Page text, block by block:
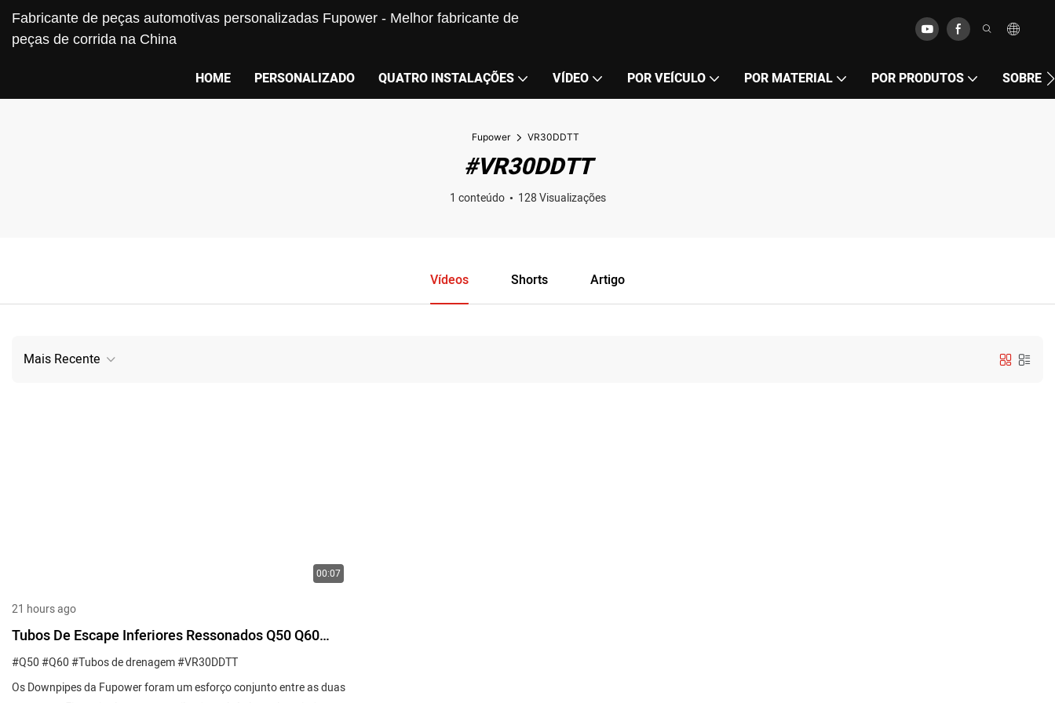
Fabricante de peças automotivas personalizadas Fupower - Melhor fabricante de
peças de corrida na China
HOME PERSONALIZADO QUATRO INSTALAÇÕES VÍDEO POR VEÍCULO POR MATERIAL POR PRODUTOS SOBRE
Fupower VR30DDTT
#VR30DDTT
1 conteúdo 128 Visualizações
Vídeos Shorts Artigo
Mais Recente
00:07
21 hours ago
Tubos De Escape Inferiores Ressonados Q50 Q60
VR30DDTT
#Q50#Q60#Tubos de drenagem#VR30DDTT
Os Downpipes da Fupower foram um esforço conjunto entre as duas